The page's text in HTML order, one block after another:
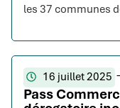
les 37 communes
16 juillet 2025
Pass